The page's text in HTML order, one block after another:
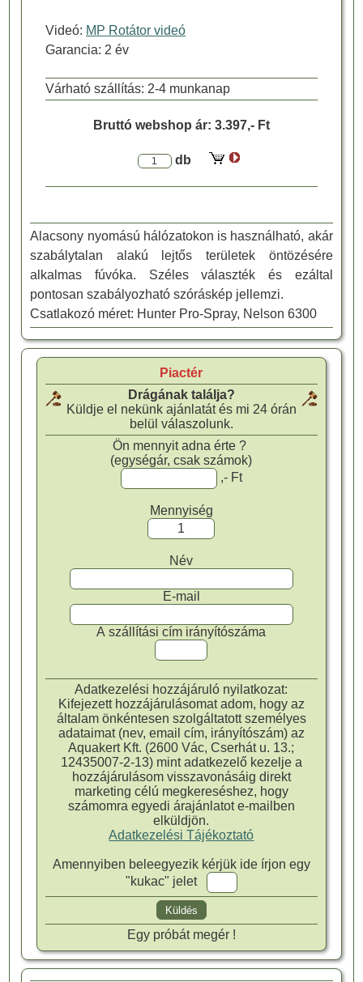
Videó: MP Rotátor videó
Garancia: 2 év
Várható szállítás: 2-4 munkanap
Bruttó webshop ár: 3.397,- Ft
db
Alacsony nyomású hálózatokon is használható, akár
szabálytalan alakú lejtős területek öntözésére
alkalmas fúvóka. Széles választék és ezáltal
pontosan szabályozható szóráskép jellemzi.
Csatlakozó méret: Hunter Pro-Spray, Nelson 6300
Piactér
Drágának találja?
Küldje el nekünk ajánlatát és mi 24 órán
belül válaszolunk.
Ön mennyit adna érte ?
(egységár, csak számok)
,- Ft
Mennyiség
Név
E-mail
A szállítási cím irányítószáma
Adatkezelési hozzájáruló nyilatkozat:
Kifejezett hozzájárulásomat adom, hogy az
általam önkéntesen szolgáltatott személyes
adataimat (nev, email cím, irányítószám) az
Aquakert Kft. (2600 Vác, Cserhát u. 13.;
12435007-2-13) mint adatkezelő kezelje a
hozzájárulásom visszavonásáig direkt
marketing célú megkereséshez, hogy
számomra egyedi árajánlatot e-mailben
elküldjön.
Adatkezelési Tájékoztató
Amennyiben beleegyezik kérjük ide írjon egy
"kukac" jelet
Egy próbát megér !